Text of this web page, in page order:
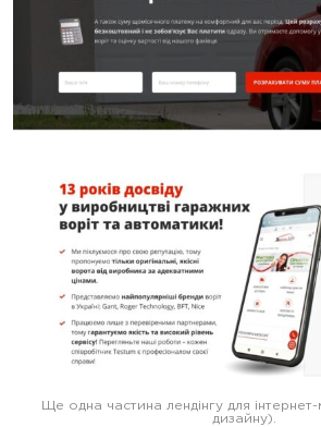
Ще одна частина лендінгу для
дизайну).